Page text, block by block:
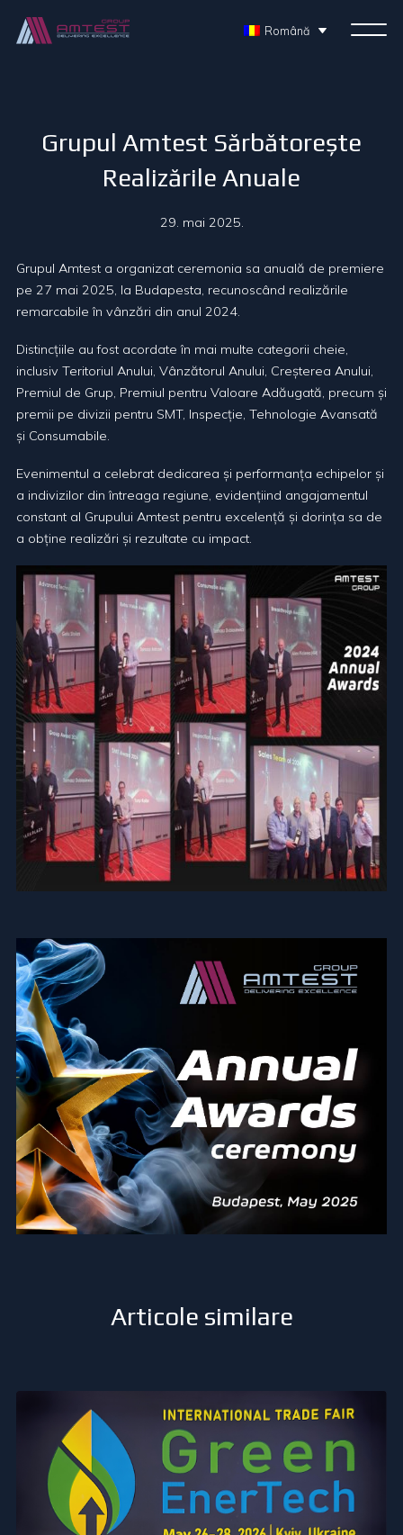
Română
Grupul Amtest Sărbătorește
Realizările Anuale
29. mai 2025.
Grupul Amtest a organizat ceremonia sa anuală de premiere
pe 27 mai 2025, la Budapesta, recunoscând realizările
remarcabile în vânzări din anul 2024.
Distincțiile au fost acordate în mai multe categorii cheie,
inclusiv Teritoriul Anului, Vânzătorul Anului, Creșterea Anului,
Premiul de Grup, Premiul pentru Valoare Adăugată, precum și
premii pe divizii pentru SMT, Inspecție, Tehnologie Avansată
și Consumabile.
Evenimentul a celebrat dedicarea și performanța echipelor și
a indivizilor din întreaga regiune, evidențiind angajamentul
constant al Grupului Amtest pentru excelență și dorința sa de
a obține realizări și rezultate cu impact.
Articole similare